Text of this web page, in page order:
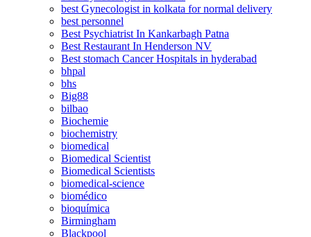
best Gynecologist in kolkata for normal delivery
best personnel
Best Psychiatrist In Kankarbagh Patna
Best Restaurant In Henderson NV
Best stomach Cancer Hospitals in hyderabad
bhpal
bhs
Big88
bilbao
Biochemie
biochemistry
biomedical
Biomedical Scientist
Biomedical Scientists
biomedical-science
biomédico
bioquímica
Birmingham
Blackpool